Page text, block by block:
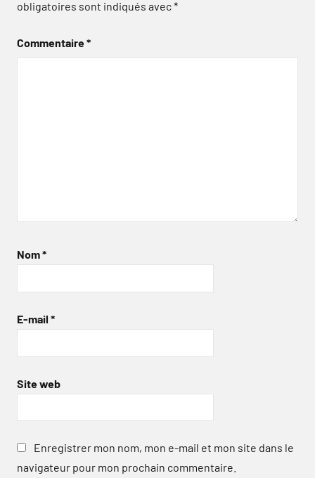
obligatoires sont indiqués avec*
Commentaire*
Nom*
E-mail *
Site web
Enregistrer mon nom, mon e-mail et mon site dans le
navigateur pour mon prochain commentaire.